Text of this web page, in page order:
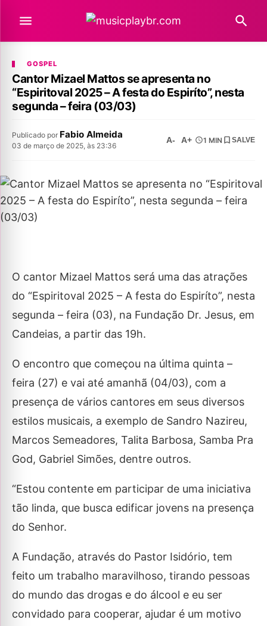
GOSPEL
Cantor Mizael Mattos se apresenta no
“Espiritoval 2025 – A festa do Espiríto”, nesta
segunda – feira (03/03)
Publicado por Fabio Almeida
03 de março de 2025, às 23:36
A- A+ 1 MIN SALVE
O cantor Mizael Mattos será uma das atrações
do “Espiritoval 2025 – A festa do Espiríto”, nesta
segunda – feira (03), na Fundação Dr. Jesus, em
Candeias, a partir das 19h.
O encontro que começou na última quinta –
feira (27) e vai até amanhã (04/03), com a
presença de vários cantores em seus diversos
estilos musicais, a exemplo de Sandro Nazireu,
Marcos Semeadores, Talita Barbosa, Samba Pra
God, Gabriel Simões, dentre outros.
“Estou contente em participar de uma iniciativa
tão linda, que busca edificar jovens na presença
do Senhor.
A Fundação, através do Pastor Isidório, tem
feito um trabalho maravilhoso, tirando pessoas
do mundo das drogas e do álcool e eu ser
convidado para cooperar, ajudar é um motivo